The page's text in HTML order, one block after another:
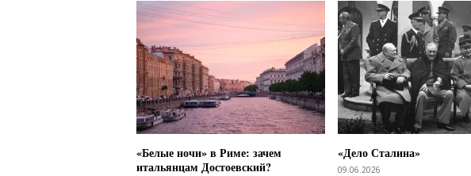
«Белые ночи» в Риме: зачем
итальянцам Достоевский?
«Дело Сталина»
09.06.2026